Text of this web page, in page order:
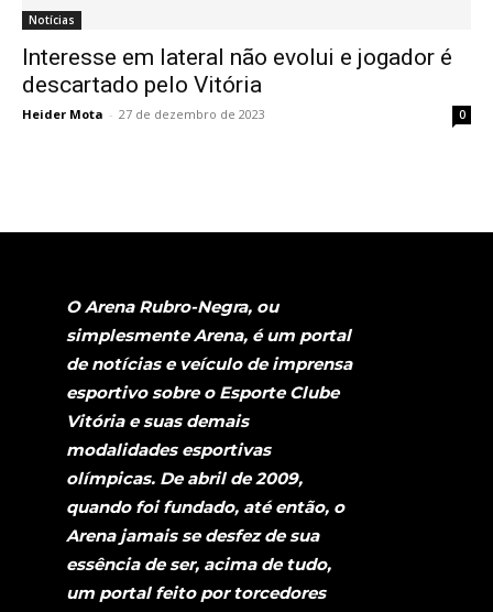
Notícias
Interesse em lateral não evolui e jogador é
descartado pelo Vitória
Heider Mota - 27 de dezembro de 2023 0
O Arena Rubro-Negra, ou
simplesmente Arena, é um portal
de notícias e veículo de imprensa
esportivo sobre o Esporte Clube
Vitória e suas demais
modalidades esportivas
olímpicas. De abril de 2009,
quando foi fundado, até então, o
Arena jamais se desfez de sua
essência de ser, acima de tudo,
um portal feito por torcedores